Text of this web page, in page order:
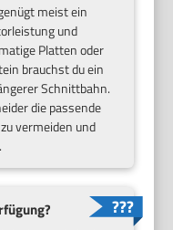
meist ein
und
Platten oder
brauchst du ein
Schnittbahn.
die passende
vermeiden und